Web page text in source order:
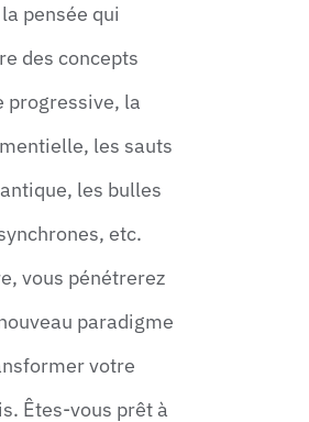
pensée qui
des concepts
progressive, la
les sauts
les bulles
etc.
vous pénétrerez
paradigme
votre
Êtes-vous prêt à